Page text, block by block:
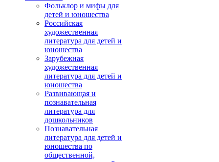
Фольклор и мифы для
детей и юношества
Российская
художественная
литература для детей и
юношества
Зарубежная
художественная
литература для детей и
юношества
Развивающая и
познавательная
литература для
дошкольников
Познавательная
литература для детей и
юношества по
общественной,